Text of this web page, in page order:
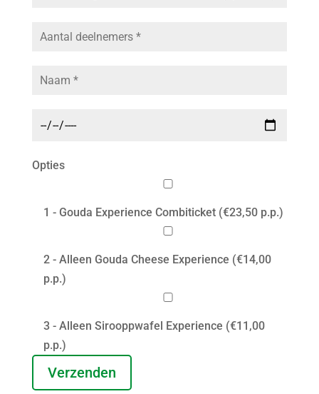
Opties
1 - Gouda Experience Combiticket (€23,50 p.p.)
2 - Alleen Gouda Cheese Experience (€14,00
p.p.)
3 - Alleen Sirooppwafel Experience (€11,00
p.p.)